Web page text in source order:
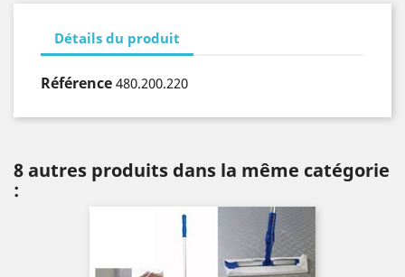
Détails du produit
Référence 480.200.220
8 autres produits dans la même catégorie
: